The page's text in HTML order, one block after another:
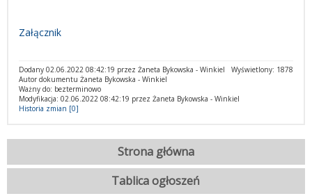
Załącznik
Wyświetlony: 1878
Dodany 02.06.2022 08:42:19 przez Żaneta Bykowska - Winkiel
Autor dokumentu Żaneta Bykowska - Winkiel
Ważny do: bezterminowo
Modyfikacja: 02.06.2022 08:42:19 przez Żaneta Bykowska - Winkiel
Historia zmian [0]
Strona główna
Tablica ogłoszeń